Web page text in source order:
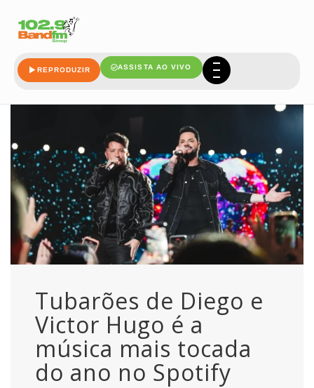
REPRODUZIR ASSISTA AO VIVO
diego
Tubarões de Diego e
Victor Hugo é a
música mais tocada
do ano no Spotify